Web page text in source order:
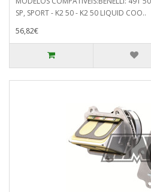
SP, SPORT - K2 50 - K2 50 LIQUID COO..
56,82€